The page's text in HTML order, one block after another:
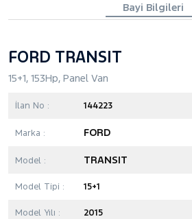
Bayi Bilgileri
FORD TRANSIT
15+1, 153Hp, Panel Van
İlan No : 144223
Marka : FORD
Model : TRANSIT
Model Tipi : 15+1
Model Yılı : 2015